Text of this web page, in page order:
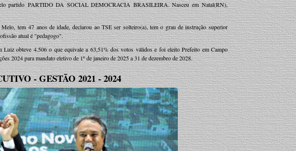
partido PARTIDO DA SOCIAL DEMOCRACIA BRASILEIRA. Nasceu em Natal(RN),
tem 47 anos de idade, declarou ao TSE ser solteiro(a), tem o grau de instrução superior
atual é "pedagogo".
Luiz obteve 4.506 o que equivale a 63,51% dos votos válidos e foi eleito Prefeito em Campo
2024 para mandato eletivo de 1º de janeiro de 2025 a 31 de dezembro de 2028.
- GESTÃO 2021 - 2024